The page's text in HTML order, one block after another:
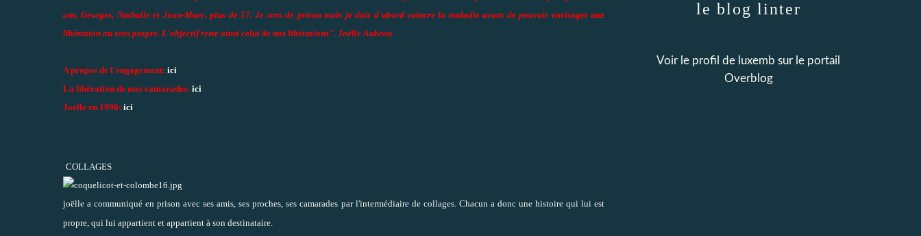
ans, Georges, Nathalie et Jean-Marc, plus de 17. Je sors de prison mais je dois d'abord vaincre la maladie avant de pouvoir envisager une
libération au sens propre. L'objectif reste ainsi celui de nos libérations". Joëlle Aubron
A propos de l'engagement: ici
La libération de mes camarades: ici
Joelle en 1996: ici
COLLAGES
joëlle a communiqué en prison avec ses amis, ses proches, ses camarades par l'intermédiaire de collages. Chacun a donc une histoire qui lui est
propre, qui lui appartient et appartient à son destinataire.
le blog linter
Voir le profil de luxemb sur le portail
Overblog